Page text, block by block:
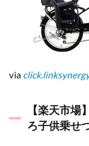
via
【楽天市場
ろ子供乗せ